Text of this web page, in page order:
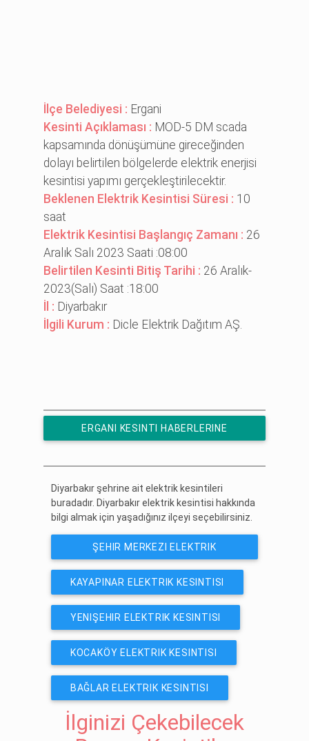
İlçe Belediyesi : Ergani
Kesinti Açıklaması : MOD-5 DM scada
kapsamında dönüşümüne gireceğinden
dolayı belirtilen bölgelerde elektrik enerjisi
kesintisi yapımı gerçekleştirilecektir.
Beklenen Elektrik Kesintisi Süresi : 10
saat
Elektrik Kesintisi Başlangıç Zamanı : 26
Aralık Salı 2023 Saati :08:00
Belirtilen Kesinti Bitiş Tarihi : 26 Aralık-
2023(Salı) Saat :18:00
İl : Diyarbakır
İlgili Kurum : Dicle Elektrik Dağıtım AŞ.
ERGANI KESINTI HABERLERINE
Diyarbakır şehrine ait elektrik kesintileri
buradadır. Diyarbakır elektrik kesintisi hakkında
bilgi almak için yaşadığınız ilçeyi seçebilirsiniz.
ŞEHIR MERKEZI ELEKTRIK
KESINTISI
KAYAPINAR ELEKTRIK KESINTISI
YENIŞEHIR ELEKTRIK KESINTISI
KOCAKÖY ELEKTRIK KESINTISI
BAĞLAR ELEKTRIK KESINTISI
İlginizi Çekebilecek